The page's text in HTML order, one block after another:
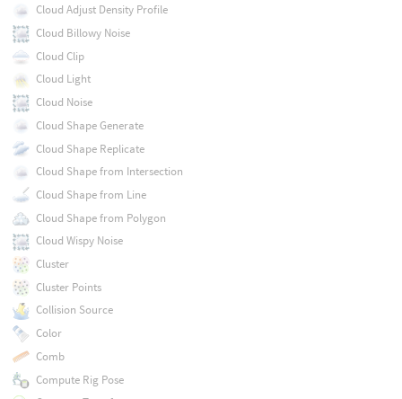
Cloud Adjust Density Profile
Cloud Billowy Noise
Cloud Clip
Cloud Light
Cloud Noise
Cloud Shape Generate
Cloud Shape Replicate
Cloud Shape from Intersection
Cloud Shape from Line
Cloud Shape from Polygon
Cloud Wispy Noise
Cluster
Cluster Points
Collision Source
Color
Comb
Compute Rig Pose